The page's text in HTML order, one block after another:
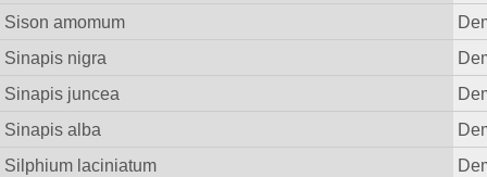
Sison amomum
Sinapis nigra
Sinapis juncea
Sinapis alba
Silphium laciniatum